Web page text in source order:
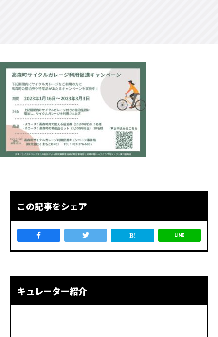
この記事をシェア
キュレーター紹介